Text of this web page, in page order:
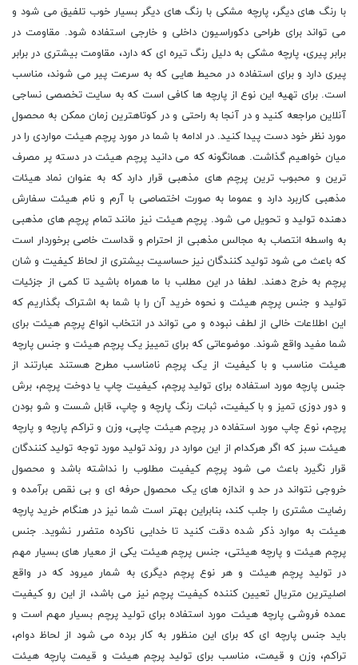
با رنگ های دیگر، پارچه مشکی با رنگ های دیگر بسیار خوب تلفیق می شود و
می تواند برای طراحی دکوراسیون داخلی و خارجی استفاده شود. مقاومت در
برابر پیری، پارچه مشکی به دلیل رنگ تیره ای که دارد، مقاومت بیشتری در برابر
پیری دارد و برای استفاده در محیط هایی که به سرعت پیر می شوند، مناسب
است. برای تهیه این نوع از پارچه ها کافی است که به سایت تخصصی نساجی
آنلاین مراجعه کنید و در آنجا به راحتی و در کوتاهترین زمان ممکن به محصول
مورد نظر خود دست پیدا کنید. در ادامه با شما در مورد پرچم هیئت مواردی را در
میان خواهیم گذاشت. همانگونه که می دانید پرچم هیئت در دسته پر مصرف
ترین و محبوب ترین پرچم های مذهبی قرار دارد که به عنوان نماد هیئات
مذهبی کاربرد دارد و عموما به صورت اختصاصی با آرم و نام هیئت سفارش
دهنده تولید و تحویل می شود. پرچم هیئت نیز مانند تمام پرچم های مذهبی
به واسطه انتصاب به مجالس مذهبی از احترام و قداست خاصی برخوردار است
که باعث می شود تولید کنندگان نیز حساسیت بیشتری از لحاظ کیفیت و شان
پرچم به خرج دهند. لطفا در این مطلب با ما همراه باشید تا کمی از جزئیات
تولید و جنس پرچم هیئت و نحوه خرید آن را با شما به اشتراک بگذاریم که
این اطلاعات خالی از لطف نبوده و می تواند در انتخاب انواع پرچم هیئت برای
شما مفید واقع شوند. موضوعاتی که برای تمییز یک پرچم هیئت و جنس پارچه
هیئت مناسب و با کیفیت از یک پرچم نامناسب مطرح هستند عبارتند از
جنس پارچه مورد استفاده برای تولید پرچم، کیفیت چاپ یا دوخت پرچم، برش
و دور دوزی تمیز و با کیفیت، ثبات رنگ پارچه و چاپ، قابل شست و شو بودن
پرچم، نوع چاپ مورد استفاده در پرچم هیئت چاپی، وزن و تراکم پارچه و پارچه
هیئت سبز که اگر هرکدام از این موارد در روند تولید مورد توجه تولید کنندگان
قرار نگیرد باعث می شود پرچم کیفیت مطلوب را نداشته باشد و محصول
خروجی نتواند در حد و اندازه های یک محصول حرفه ای و بی نقص برآمده و
رضایت مشتری را جلب کند، بنابراین بهتر است شما نیز در هنگام خرید پارچه
هیئت به موارد ذکر شده دقت کنید تا خدایی ناکرده متضرر نشوید. جنس
پرچم هیئت و پارچه هیئتی، جنس پرچم هیئت یکی از معیار های بسیار مهم
در تولید پرچم هیئت و هر نوع پرچم دیگری به شمار میرود که در واقع
اصلیترین متریال تعیین کننده کیفیت پرچم نیز می باشد، از این رو کیفیت
عمده فروشی پارچه هیئت مورد استفاده برای تولید پرچم بسیار مهم است و
باید جنس پارچه ای که برای این منظور به کار برده می شود از لحاظ دوام،
تراکم، وزن و قیمت، مناسب برای تولید پرچم هیئت و قیمت پارچه هیئت